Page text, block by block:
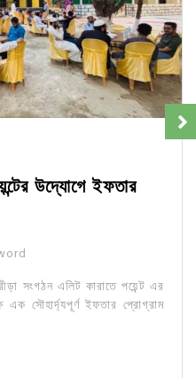
উদ্যোগে ইফতার
সংগঠন এলিট কারাতে পয়েন্ট এর
এক সৌহার্দ্যপূর্ণ ইফতার প্রোগ্রাম